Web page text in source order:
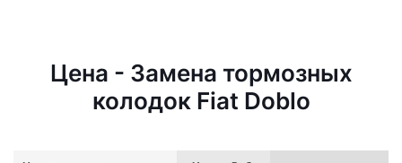
Цена - Замена тормозных
колодок Fiat Doblo